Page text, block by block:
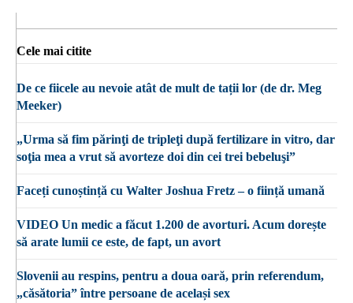
Cele mai citite
De ce fiicele au nevoie atât de mult de tații lor (de dr. Meg
Meeker)
„Urma să fim părinţi de tripleţi după fertilizare in vitro, dar
soţia mea a vrut să avorteze doi din cei trei bebeluşi”
Faceți cunoștință cu Walter Joshua Fretz – o ființă umană
VIDEO Un medic a făcut 1.200 de avorturi. Acum dorește
să arate lumii ce este, de fapt, un avort
Slovenii au respins, pentru a doua oară, prin referendum,
„căsătoria” între persoane de același sex